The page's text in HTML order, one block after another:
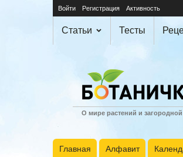
Войти Регистрация Активность
Статьи Тесты
О мире растений и
Главная Алфавит